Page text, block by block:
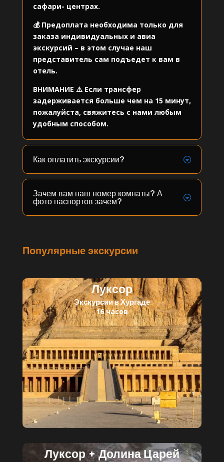
сафари- центрах.
💰 Предоплата необходима только для
заказа индивидуальных и авиа
экскурсий – в этом случае наш
представитель сам подъедет к вам в
отель.
ВНИМАНИЕ ⚠️ Если трансфер
задерживается больше чем на 15 минут,
пожалуйста, свяжитесь с нами любым
удобным способом.
Как оплатить экскурсии?
Зачем вам наш номер комнаты? А
фото паспортов зачем?
Популярные экскурсии
Луксор
Экскурсии в Хургаде
16 часов
Adult, $40/p.
Children, $25/p.
Читать далее
Луксор + Долина Царей